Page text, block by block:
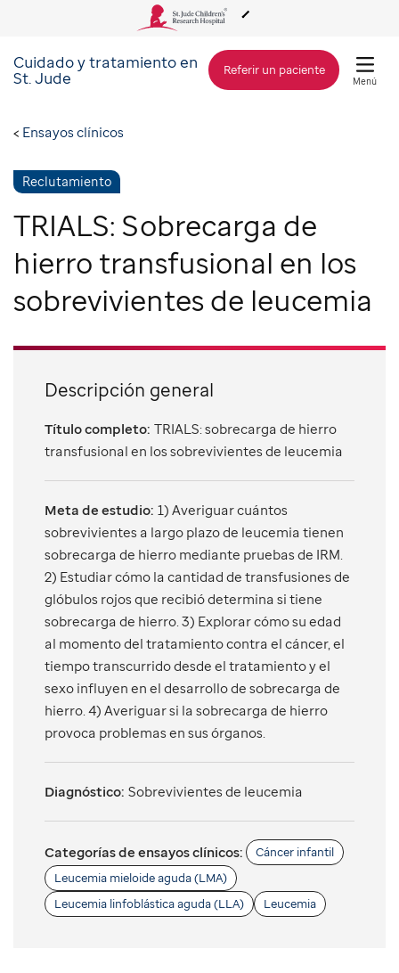
Acerca de St. Jude
Cuidado y tratamiento
Investigación
Alcance Global
Cómo involucrarse
Cómo donar
Cuidado y tratamiento en
St. Jude Referir un paciente
Menú
Ensayos clínicos
Reclutamiento
TRIALS: Sobrecarga de
hierro transfusional en los
sobrevivientes de leucemia
Descripción general
Título completo: TRIALS: sobrecarga de hierro
transfusional en los sobrevivientes de leucemia
Meta de estudio: 1) Averiguar cuántos
sobrevivientes a largo plazo de leucemia tienen
sobrecarga de hierro mediante pruebas de IRM.
2) Estudiar cómo la cantidad de transfusiones de
glóbulos rojos que recibió determina si tiene
sobrecarga de hierro. 3) Explorar cómo su edad
al momento del tratamiento contra el cáncer, el
tiempo transcurrido desde el tratamiento y el
sexo influyen en el desarrollo de sobrecarga de
hierro. 4) Averiguar si la sobrecarga de hierro
provoca problemas en sus órganos.
Diagnóstico: Sobrevivientes de leucemia
Categorías de ensayos clínicos:
Cáncer infantil
Leucemia mieloide aguda (LMA)
Leucemia linfoblástica aguda (LLA)
Leucemia